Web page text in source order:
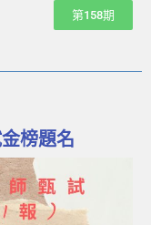
第158期
榜題名